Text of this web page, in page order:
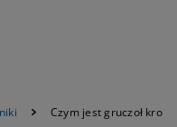
Czym jest gruczoł